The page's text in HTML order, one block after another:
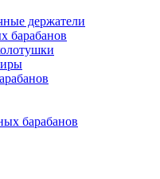
держатели
барабанов
барабанов